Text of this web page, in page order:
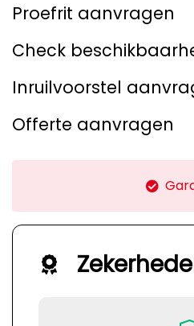
Proefrit aanvragen
Check
Inruilvoorstel
Offerte aanvragen